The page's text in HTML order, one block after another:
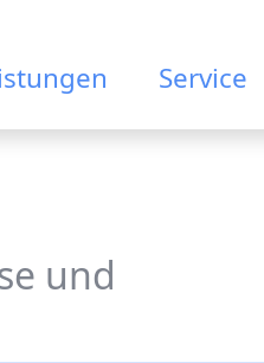
Service
und